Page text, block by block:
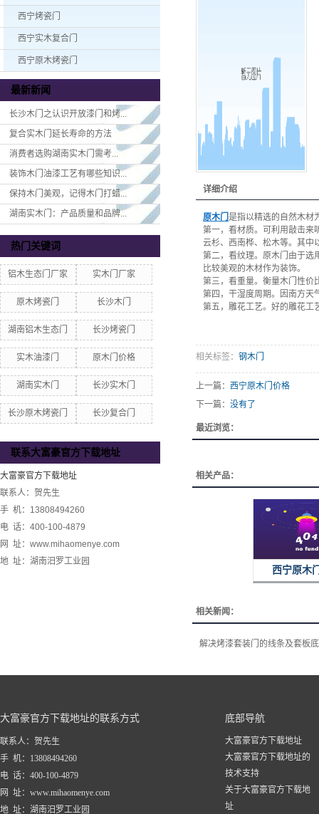
西宁烤瓷门
西宁实木复合门
西宁原木烤瓷门
最新新闻
长沙木门之认识开放漆门和烤...
复合实木门延长寿命的方法
消费者选购湖南实木门​需考...
装饰木门油漆工艺有哪些知识...
保持木门美观，记得木门打蜡...
湖南实木门：产品质量和品牌...
热门关键词
铝木生态门厂家 实木门厂家
原木烤瓷门 长沙木门
湖南铝木生态门 长沙烤瓷门
实木油漆门 原木门价格
湖南实木门 长沙实木门
长沙原木烤瓷门 长沙复合门
联系大富豪官方下载地址
大富豪官方下载地址
联系人：贺先生
手 机：13808494260
电 话：400-100-4879
网 址：www.mihaomenye.com
地 址：湖南汨罗工业园
详细介绍
原木门是指以精选的自然木材
第一，看材质。可利用敲击来
云杉、西南桦、松木等。其中
第二，看纹理。原木门由于选
比较美观的木材作为装饰。
第三，看重量。衡量木门性价
第四，干湿度周期。因南方天
第五，雕花工艺。好的雕花工
相关标签： 钢木门
上一篇： 西宁原木门价格
下一篇： 没有了
最近浏览：
相关产品：
西宁原木
相关新闻：
解决烤漆套装门的线条及套板
大富豪官方下载地址的联系方式
联系人：贺先生
手 机：13808494260
电 话：400-100-4879
网 址：www.mihaomenye.com
地 址：湖南汨罗工业园
底部导航
大富豪官方下载地址
大富豪官方下载地址的
技术支持
关于大富豪官方下载地
址